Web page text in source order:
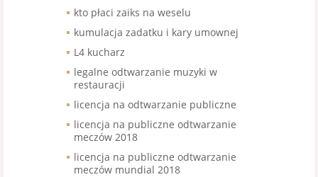
kto płaci zaiks na weselu
kumulacja zadatku i kary umownej
L4 kucharz
legalne odtwarzanie muzyki w
restauracji
licencja na odtwarzanie publiczne
licencja na publiczne odtwarzanie
meczów 2018
licencja na publiczne odtwarzanie
meczów mundial 2018